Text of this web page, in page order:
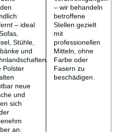
– ideal
Stühle,
und
Polster
neue
und
sich
an.
– wir behandeln
betroffene
Stellen gezielt
mit
professionellen
Mitteln, ohne
Farbe oder
Fasern zu
beschädigen.